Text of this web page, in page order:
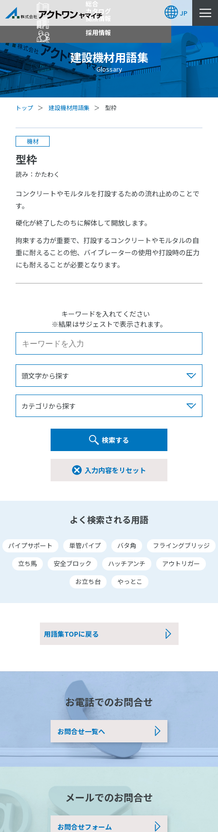
総合
カタログ
拠点情報
採用情報
JP
建設機材用語集
Glossary
トップ 建設機材用語集 型枠
機材
型枠
読み：かたわく
コンクリートやモルタルを打設するための流れ止めのことで
す。
硬化が終了したのちに解体して開放します。
拘束する力が重要で、打設するコンクリートやモルタルの自
重に耐えることの他、バイブレーターの使用や打設時の圧力
にも耐えることが必要となります。
キーワードを入れてください
※結果はサジェストで表示されます。
入力内容をリセット
検索する
よく検索される用語
パイプサポート 単管パイプ バタ角
フライングブリッジ
立ち馬
安全ブロック ハッチアンチ
アウトリガー
お立ち台
やっとこ
用語集TOPに戻る
お電話でのお問合せ
お問合せ一覧へ
メールでのお問合せ
お問合せフォーム